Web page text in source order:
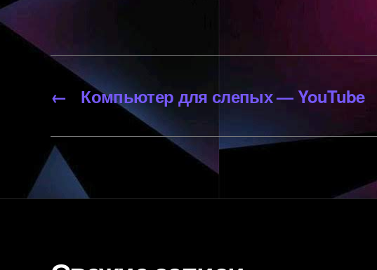
← Компьютер для слепых — YouTube